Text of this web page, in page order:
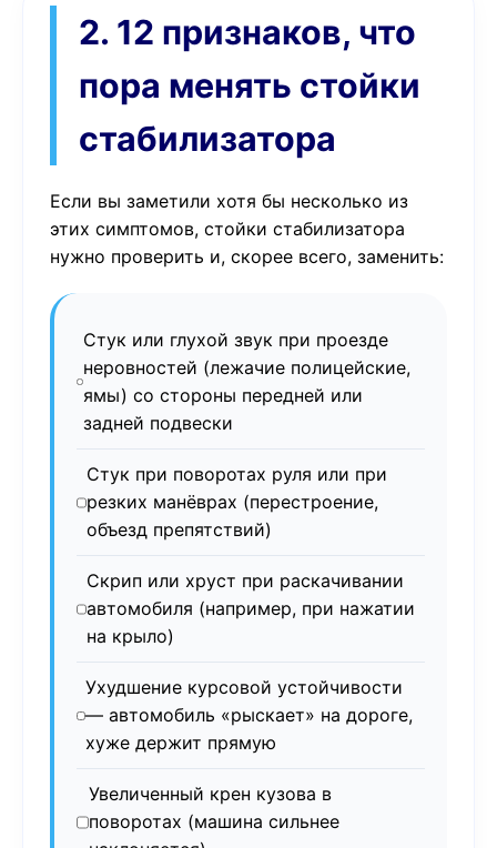
2. 12 признаков, что
пора менять стойки
стабилизатора
Если вы заметили хотя бы несколько из
этих симптомов, стойки стабилизатора
нужно проверить и, скорее всего, заменить:
Стук или глухой звук при проезде
неровностей (лежачие полицейские,
ямы) со стороны передней или
задней подвески
Стук при поворотах руля или при
резких манёврах (перестроение,
объезд препятствий)
Скрип или хруст при раскачивании
автомобиля (например, при нажатии
на крыло)
Ухудшение курсовой устойчивости
— автомобиль «рыскает» на дороге,
хуже держит прямую
Увеличенный крен кузова в
поворотах (машина сильнее